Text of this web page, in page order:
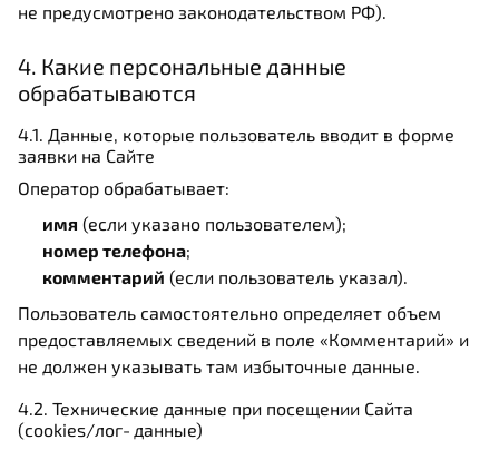
не предусмотрено законодательством РФ).
4. Какие персональные данные
обрабатываются
4.1. Данные, которые пользователь вводит в форме
заявки на Сайте
Оператор обрабатывает:
имя (если указано пользователем);
номер телефона;
комментарий (если пользователь указал).
Пользователь самостоятельно определяет объем
предоставляемых сведений в поле «Комментарий» и
не должен указывать там избыточные данные.
4.2. Технические данные при посещении Сайта
(cookies/лог‑данные)